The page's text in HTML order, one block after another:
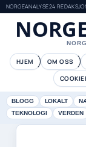
NORGEANALYSE24
HJEM OM OSS
BLOGG LOKALT
TEKNOLOGI
VERDEN